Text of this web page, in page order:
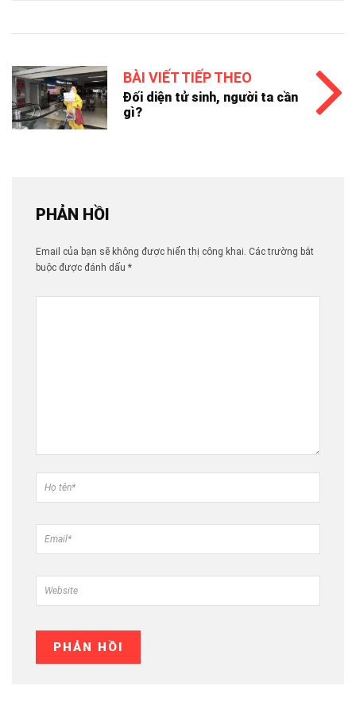
BÀI VIẾT TIẾP THEO
Đối diện tử sinh, người ta cần
gì?
PHẢN HỒI
Email của bạn sẽ không được hiển thị công khai. Các trường bắt
buộc được đánh dấu *